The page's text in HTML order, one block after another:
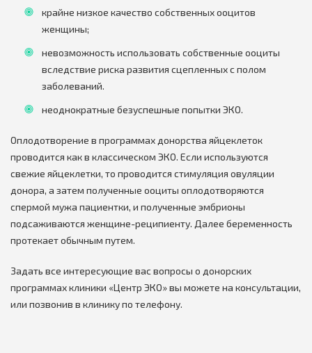
крайне низкое качество собственных ооцитов
женщины;
невозможность использовать собственные ооциты
вследствие риска развития сцепленных с полом
заболеваний.
неоднократные безуспешные попытки ЭКО.
Оплодотворение в программах донорства яйцеклеток
проводится как в классическом ЭКО. Если используются
свежие яйцеклетки, то проводится стимуляция овуляции
донора, а затем полученные ооциты оплодотворяются
спермой мужа пациентки, и полученные эмбрионы
подсаживаются женщине-реципиенту. Далее беременность
протекает обычным путем.
Задать все интересующие вас вопросы о донорских
программах клиники «Центр ЭКО» вы можете на консультации,
или позвонив в клинику по телефону.